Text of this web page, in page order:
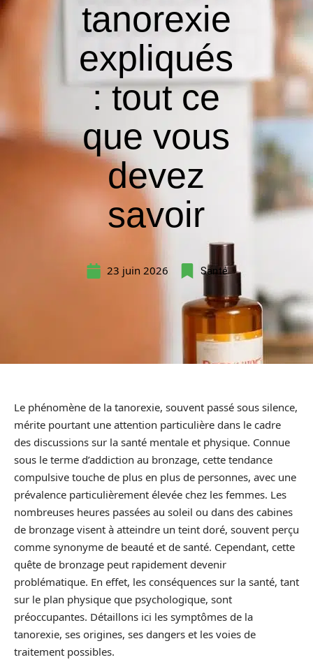
tanorexie
expliqués
: tout ce
que vous
devez
savoir
23 juin 2026 Santé
Le phénomène de la tanorexie, souvent passé sous silence,
mérite pourtant une attention particulière dans le cadre
des discussions sur la santé mentale et physique. Connue
sous le terme d’addiction au bronzage, cette tendance
compulsive touche de plus en plus de personnes, avec une
prévalence particulièrement élevée chez les femmes. Les
nombreuses heures passées au soleil ou dans des cabines
de bronzage visent à atteindre un teint doré, souvent perçu
comme synonyme de beauté et de santé. Cependant, cette
quête de bronzage peut rapidement devenir
problématique. En effet, les conséquences sur la santé, tant
sur le plan physique que psychologique, sont
préoccupantes. Détaillons ici les symptômes de la
tanorexie, ses origines, ses dangers et les voies de
traitement possibles.